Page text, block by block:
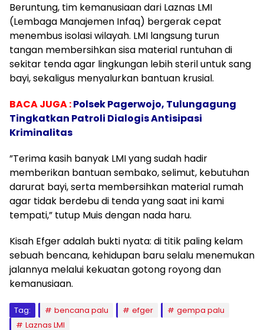
​Beruntung, tim kemanusiaan dari Laznas LMI
(Lembaga Manajemen Infaq) bergerak cepat
menembus isolasi wilayah. LMI langsung turun
tangan membersihkan sisa material runtuhan di
sekitar tenda agar lingkungan lebih steril untuk sang
bayi, sekaligus menyalurkan bantuan krusial.
BACA JUGA :Polsek Pagerwojo, Tulungagung
Tingkatkan Patroli Dialogis Antisipasi
Kriminalitas
​”Terima kasih banyak LMI yang sudah hadir
memberikan bantuan sembako, selimut, kebutuhan
darurat bayi, serta membersihkan material rumah
agar tidak berdebu di tenda yang saat ini kami
tempati,” tutup Muis dengan nada haru.
​Kisah Efger adalah bukti nyata: di titik paling kelam
sebuah bencana, kehidupan baru selalu menemukan
jalannya melalui kekuatan gotong royong dan
kemanusiaan.
Tag: bencana palu efger
gempa palu
Laznas LMI